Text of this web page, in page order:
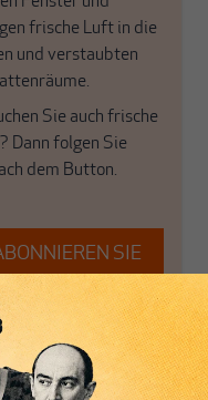
frische Luft in die
und verstaubten
Sie auch frische
Dann folgen Sie
dem Button.
SIE
MAKROSKOP
Abonnent? Dann
einloggen!